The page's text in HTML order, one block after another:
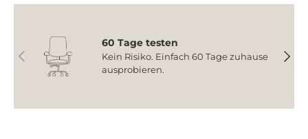
Vorherige
60 Tage testen
Kein Risiko. Einfach 60 Tage zuhause
ausprobieren.